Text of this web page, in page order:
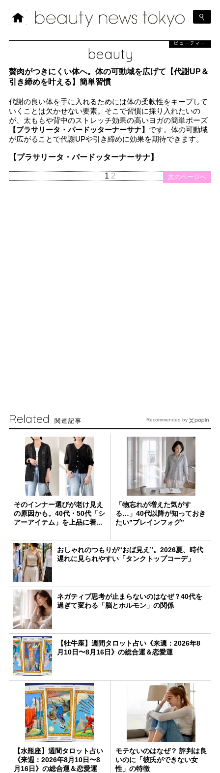
beauty
ビューティー
贅肉がつきにくい体へ。体の可動域を広げて【代謝UP＆
引き締めを叶える】簡単習慣
代謝の良い体を手に入れるためには体の柔軟性をキープして
いくことは欠かせない要素。そこで習慣に採り入れたいの
が、太ももや背中のストレッチ効果の高いヨガの簡単ポーズ
【プラサリータ・パードッターナーサナ】 です。体の可動域
が広がることで代謝UPや引き締めに効果を期待できます。
【プラサリータ・パードッターナーサナ】
次のページへ
1 2
Related 関連記事
そのインナー選びが老け見え
の原因かも。40代・50代「シ
アーアイテム」を上品に着...
「物忘れが増えた気がす
る…」40代以降が知っておき
たい”ブレインフォグ”
おしゃれのつもりが“おば見え”。2026夏、時代
遅れに見られやすい「タンクトップコーデ」
ネガティブ思考が止まらないのはなぜ？40代を
過ぎて変わる「脳とホルモン」の関係
【牡牛座】週間タロット占い《来週：2026年8
月10日〜8月16日》の総合運＆恋愛運
【水瓶座】週間タロット占い
《来週：2026年8月10日〜8
月16日》の総合運＆恋愛運
モテないのはなぜ？ 評判は良
いのに「彼氏ができない女
性」の特徴
Recommended by